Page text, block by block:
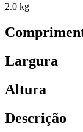
2.0 kg
Largura
Altura
Descrição